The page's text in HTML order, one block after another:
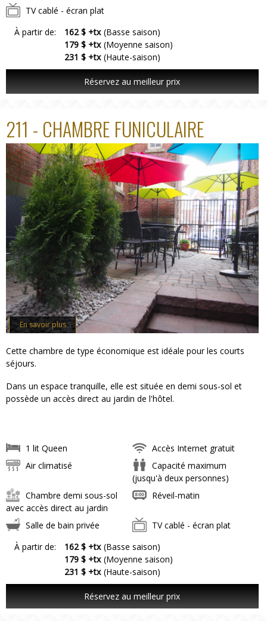
TV cablé - écran plat
À partir de:
162 $ +tx (Basse saison)
179 $ +tx (Moyenne saison)
231 $ +tx (Haute-saison)
Réservez au meilleur prix
211 - CHAMBRE FUNICULAIRE
En savoir plus
Cette chambre de type économique est idéale pour les courts
séjours.
Dans un espace tranquille, elle est située en demi sous-sol et
possède un accès direct au jardin de l'hôtel.
1 lit Queen
Accès Internet gratuit
Air climatisé
Capacité maximum
(jusqu'à deux personnes)
Chambre demi sous-sol
avec accès direct au jardin
Réveil-matin
Salle de bain privée
TV cablé - écran plat
À partir de:
162 $ +tx (Basse saison)
179 $ +tx (Moyenne saison)
231 $ +tx (Haute-saison)
Réservez au meilleur prix